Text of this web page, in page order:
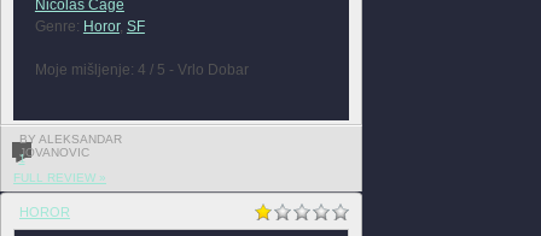
Nicolas Cage
Genre: Horor, SF
Moje mišljenje: 4 / 5 - Vrlo Dobar
BY ALEKSANDAR
JOVANOVIC
1
FULL REVIEW »
HOROR